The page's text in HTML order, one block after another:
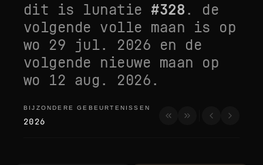
dit is lunatie#328. de
volgende volle maan is op
wo 29 jul. 2026 en de
volgende nieuwe maan op
wo 12 aug. 2026.
bijzondere gebeurtenissen
BIJZONDERE GEBEURTENISSEN
2026